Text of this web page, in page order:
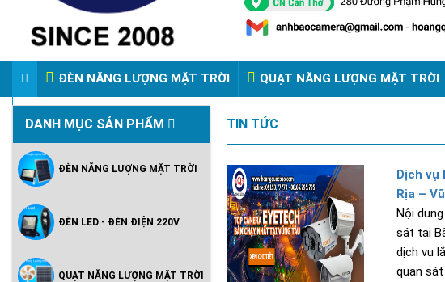
ĐÈN NĂNG LƯỢNG MẶT TRỜI QUẠT NĂNG LƯỢNG MẶT TRỜI
VIDEO ĐÈN PHA ĐIỆN 220V
DANH MỤC SẢN PHẨM
ĐÈN NĂNG LƯỢNG MẶT TRỜI
ĐÈN LED - ĐÈN ĐIỆN 220V
QUẠT NĂNG LƯỢNG MẶT TRỜI
TIN TỨC
Dịch vụ
Rịa –
Nội
sát tại
dịch vụ
quan